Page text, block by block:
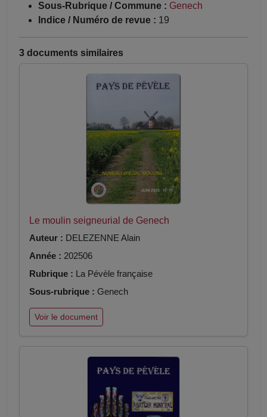
Sous-Rubrique / Commune : Genech
Indice / Numéro de revue : 19
3 documents similaires
Le moulin seigneurial de Genech
Auteur : DELEZENNE Alain
Année : 202506
Rubrique : La Pévèle française
Sous-rubrique : Genech
Voir le document